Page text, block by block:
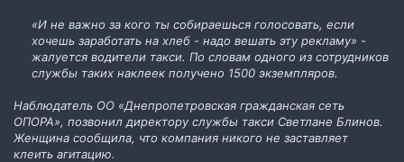
«И не важно за кого ты собираешься голосовать, если
хочешь заработать на хлеб - надо вешать эту рекламу» -
жалуется водители такси. По словам одного из сотрудников
службы таких наклеек получено 1500 экземпляров.
Наблюдатель ОО «Днепропетровская гражданская сеть
ОПОРА», позвонил директору службы такси Светлане Блинов.
Женщина сообщила, что компания никого не заставляет
клеить агитацию.